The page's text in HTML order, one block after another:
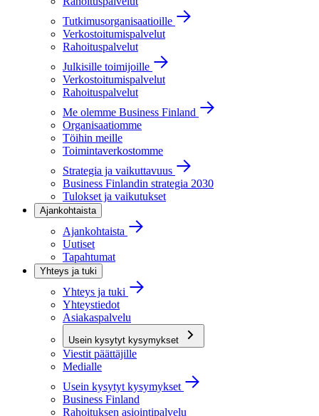
Tutkimusorganisaatioille
Verkostoitumispalvelut
Rahoituspalvelut
Julkisille toimijoille
Verkostoitumispalvelut
Rahoituspalvelut
Me olemme Business Finland
Organisaatiomme
Töihin meille
Toimintaverkostomme
Strategia ja vaikuttavuus
Business Finlandin strategia 2030
Tulokset ja vaikutukset
Ajankohtaista
Ajankohtaista
Uutiset
Tapahtumat
Yhteys ja tuki
Yhteys ja tuki
Yhteystiedot
Asiakaspalvelu
Usein kysytyt kysymykset
Viestit päättäjille
Medialle
Usein kysytyt kysymykset
Business Finland
Rahoituksen asiointipalvelu